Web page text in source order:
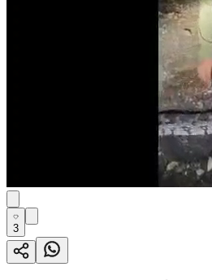
3